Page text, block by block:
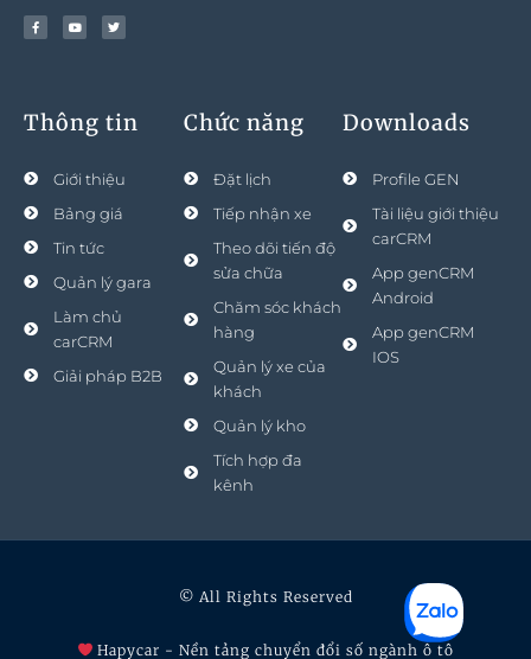
Thông tin
Giới thiệu
Bảng giá
Tin tức
Quản lý gara
Làm chủ
carCRM
Giải pháp B2B
Chức năng
Đặt lịch
Tiếp nhận xe
Theo dõi tiến độ
sửa chữa
Chăm sóc khách
hàng
Quản lý xe của
khách
Quản lý kho
Tích hợp đa
kênh
Downloads
Profile GEN
Tài liệu giới thiệu
carCRM
App genCRM
Android
App genCRM
IOS
© All Rights Reserved
Hapycar - Nền tảng chuyển đổi số ngành ô tô